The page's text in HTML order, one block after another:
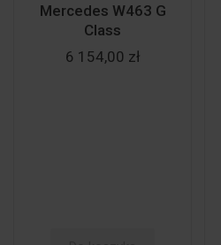
Mercedes W463 G
Class
6 154,00 zł